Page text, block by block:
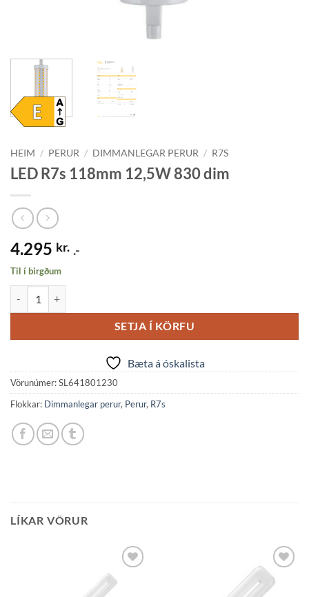
HEIM / PERUR / DIMMANLEGAR PERUR / R7S
LED R7s 118mm 12,5W 830 dim
4.295 kr. .-
Til í birgðum
SETJA Í KÖRFU
Bæta á óskalista
Vörunúmer:SL641801230
Flokkar: Dimmanlegar perur, Perur, R7s
LÍKAR VÖRUR
Bæta á
óskalista
Bæta á
óskalista